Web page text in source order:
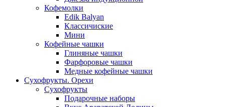
Кофемолки
Edik Balyan
Классичиские
Мини
Кофейные чашки
Глиняные чашки
Фарфоровые чашки
Медные кофейные чашки
Сухофрукты. Орехи
Сухофрукты
Подарочные наборы